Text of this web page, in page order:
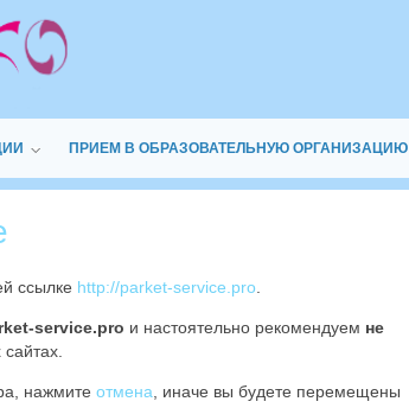
ПРИЕМ В ОБРАЗОВАТЕЛЬНУЮ ОРГАНИЗАЦИЮ
ссылке http://parket-service.pro
service.pro и настоятельно рекомендуем не
нажмите отмена , иначе вы будете перемещены